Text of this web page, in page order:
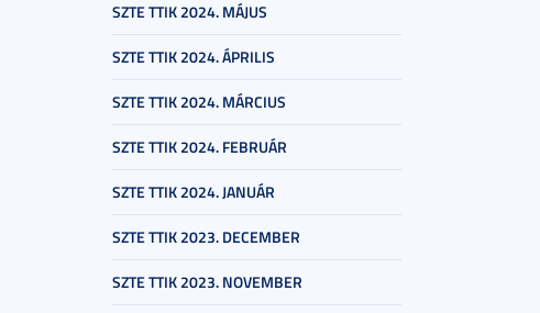
SZTE TTIK 2024. MÁJUS
SZTE TTIK 2024. ÁPRILIS
SZTE TTIK 2024. MÁRCIUS
SZTE TTIK 2024. FEBRUÁR
SZTE TTIK 2024. JANUÁR
SZTE TTIK 2023. DECEMBER
SZTE TTIK 2023. NOVEMBER